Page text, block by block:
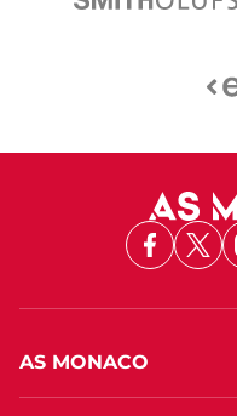
X
AS MONACO